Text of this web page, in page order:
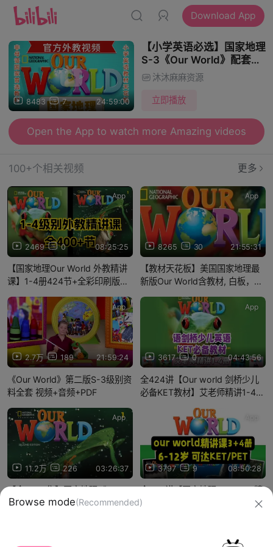
Download App
8483 7 24:59:00
【小学英语必选】国家地理
S-3《Our World》配套视
频+PDF+练习册+音频+外
教课
沐沐麻麻资源
立即播放
Open the App to watch more Amazing videos
100+个相关视频 更多
2469 0 08:25:25
App
【国家地理Our World 外教精讲
课】1-4册424节+全彩印刷版
法书、 练习册、试卷册等
8265 30 21:55:31
App
【教材天花板】美国国家地理最
新版Our World含教材, 白板，视
合3-12岁孩子
2.7万 189 21:59:24
App
《Our World》第二版S-3级别资
料全套 视频+音频+PDF
3617 0 04:43:56
App
全424讲【Our world 剑桥少儿
必备KET教材】艾老师精讲1-4册
11.2万 226 03:26:37
App
【全600+集】国家地理《Our
World》第1版（教材PDF+视频
3797 9 08:50:28
全224讲【国家地理Ourworld精
讲课3+4册】艾老师（视频+资料
Browse mode(Recommended)